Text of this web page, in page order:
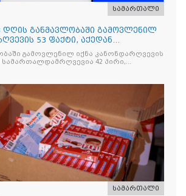
სამართალი
დღის განმავლობაში გამოვლენილ
53 ფაქტი, აქედან
გამოვლენილ იქნა კანონდარღვევის
სამართალდამრღვევია 42 პირი,
სამართალი